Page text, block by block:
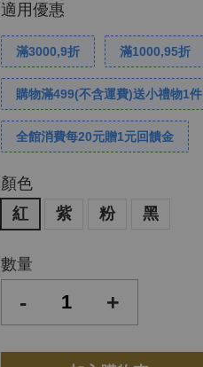
適用優惠
滿3000,9折 滿1000,95折
購物滿499(不含運費)送小禮物1件
全館消費每20元贈1元回饋金
顏色
紅
紫 粉 黑
數量
- +